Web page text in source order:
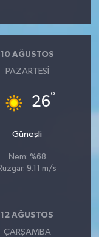
10 AĞUSTOS
PAZARTESI
26°
Güneşli
Nem: %68
Rüzgar: 9.11 m/s
12 AĞUSTOS
ÇARŞAMBA